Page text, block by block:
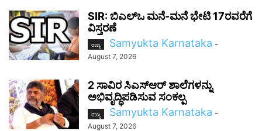
SIR: ಬಿಎಲ್ಒ ಮನೆ-ಮನೆ ಭೇಟಿ 17ರವರೆಗೆ
ವಿಸ್ತರಣೆ
ರಾಜ್ಯ Samyukta Karnataka -
August 7, 2026
2 ಸಾವಿರ ಸಿಎಸ್‌ಆರ್ ಶಾಲೆಗಳನ್ನು
ಅಭಿವೃದ್ಧಿಪಡಿಸುವ ಸಂಕಲ್ಪ
ರಾಜ್ಯ Samyukta Karnataka -
August 7, 2026